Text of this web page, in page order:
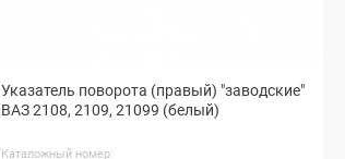
Указатель поворота (правый) "заводские"
ВАЗ 2108, 2109, 21099 (белый)
Каталожный номер: